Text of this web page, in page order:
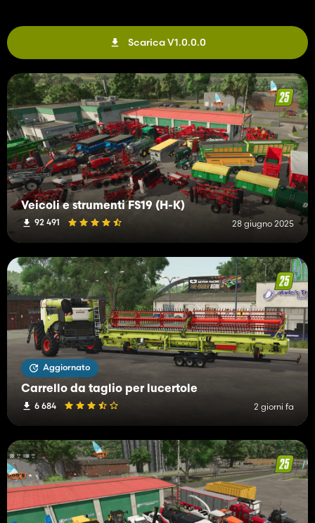
Scarica V1.0.0.0
Veicoli e strumenti FS19 (H-K)
92 491 28 giugno 2025
Aggiornato
Carrello da taglio per lucertole
6 684 2 giorni fa